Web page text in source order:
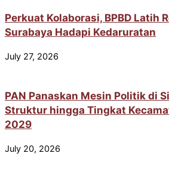
Perkuat Kolaborasi, BPBD Latih
Surabaya Hadapi Kedaruratan
July 27, 2026
PAN Panaskan Mesin Politik di
Struktur hingga Tingkat
2029
July 20, 2026